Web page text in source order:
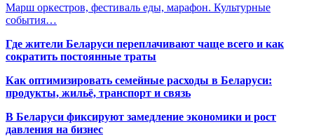
Марш оркестров, фестиваль еды, марафон. Культурные
события…
Где жители Беларуси переплачивают чаще всего и как
сократить постоянные траты
Как оптимизировать семейные расходы в Беларуси:
продукты, жильё, транспорт и связь
В Беларуси фиксируют замедление экономики и рост
давления на бизнес